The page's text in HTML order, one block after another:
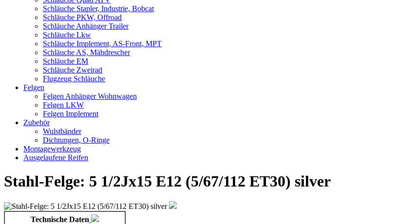
Schläuche Stapler, Industrie, Bobcat
Schläuche PKW, Offroad
Schläuche Anhänger Trailer
Schläuche Lkw
Schläuche Implement, AS-Front, MPT
Schläuche AS, Mähdrescher
Schläuche EM
Schläuche Zweirad
Flugzeug Schläuche
Felgen
Felgen Anhänger Wohnwagen
Felgen LKW
Felgen Implement
Zubehör
Wulstbänder
Dichtungen, O-Ringe
Montagewerkzeug
Ausgelaufene Reifen
Stahl-Felge: 5 1/2Jx15 E12 (5/67/112 ET30) silver
Technische Daten